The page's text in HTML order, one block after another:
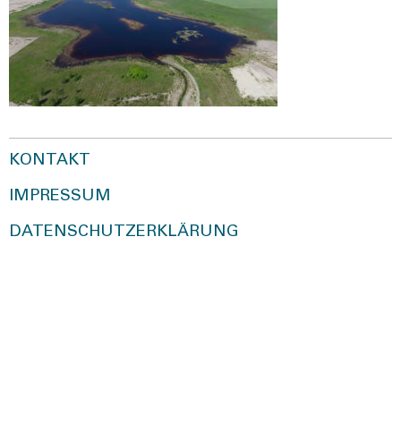
KONTAKT
IMPRESSUM
DATENSCHUTZERKLÄRUNG